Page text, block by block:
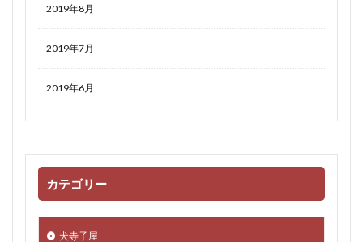
2019年8月
2019年7月
2019年6月
カテゴリー
犬寺子屋